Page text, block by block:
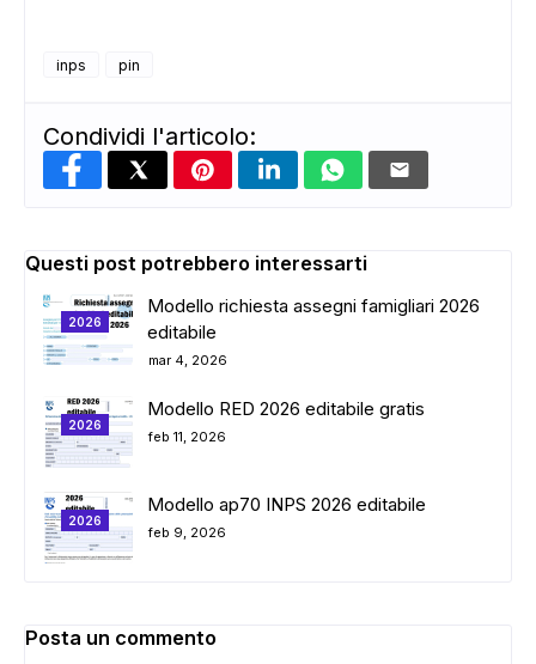
inps pin
Condividi l'articolo:
Questi post potrebbero interessarti
2026
Modello richiesta assegni famigliari 2026
editabile
mar 4, 2026
2026
Modello RED 2026 editabile gratis
feb 11, 2026
2026
Modello ap70 INPS 2026 editabile
feb 9, 2026
Posta un commento